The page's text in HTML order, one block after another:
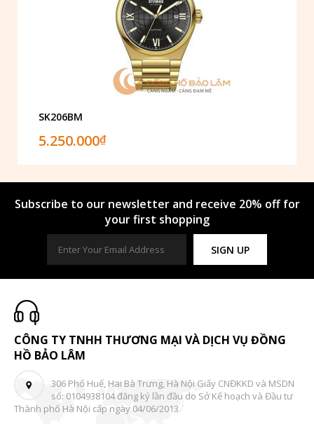
SK206BM
5.250.000₫
Subscribe to our newsletter and receive 20% off for
your first shopping
SIGN UP
CÔNG TY TNHH THƯƠNG MẠI VÀ DỊCH VỤ ĐỒNG
HỒ BẢO LÂM
306 Phố Huế, Hai Bà Trưng, Hà Nội Giấy CNĐKKD và MSDN
số: 0104938104 đăng ký lần đầu do Sở Kế hoạch và Đầu tư
Thành phố Hà Nội cấp ngày 04/06/2013